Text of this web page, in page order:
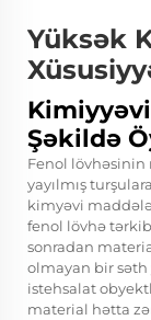
Yüksək
Şəkildə
Fenol
yayılmış
kimyəvi
fenol lövhə
sonradan
olmayan bir səth
istehsalat
material hətta